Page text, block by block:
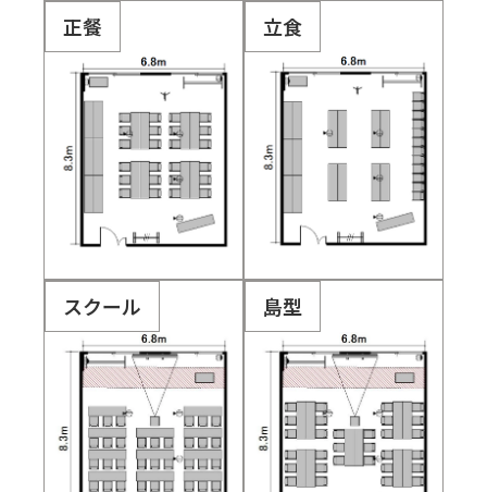
正餐 立食
スクール 島型